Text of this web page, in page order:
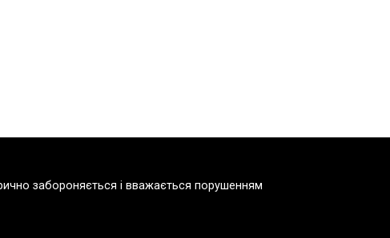
забороняється і вважається порушенням